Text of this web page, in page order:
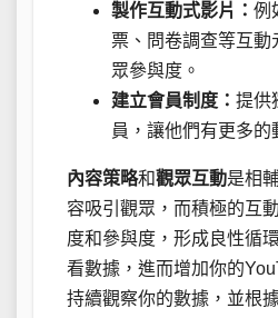
製作互動式影片： 例
票、問卷調查等互動
眾參與度。
建立會員制度： 提供
員，讓他們有更多的
內容策略和觀眾互動是相
容吸引觀眾，而積極的互
度和參與度，形成良性循
看數據，進而增加你的
持續觀察你的數據，並根